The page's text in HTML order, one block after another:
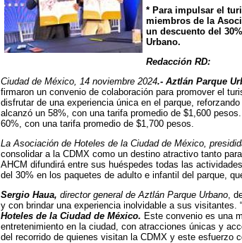
* Para impulsar el
miembros de la
un descuento del
Urbano.
Redacción RD:
Ciudad de México, 14 noviembre 2024.- Aztlán Parque
firmaron un convenio de colaboración para promover el
disfrutar de una experiencia única en el parque,
alcanzó un 58%, con una tarifa promedio de $1,600
60%, con una tarifa promedio de $1,700 pesos.
La Asociación de Hoteles de la Ciudad de México,
consolidar a la CDMX como un destino atractivo tanto
AHCM difundirá entre sus huéspedes todas las
del 30% en los paquetes de adulto e infantil del parque,
Sergio Haua, director general de Aztlán Parque Urbano,
y con brindar una experiencia inolvidable a sus
Hoteles de la Ciudad de México. Este convenio es una
entretenimiento en la ciudad, con atracciones únicas y
del recorrido de quienes visitan la CDMX y este esfuerzo